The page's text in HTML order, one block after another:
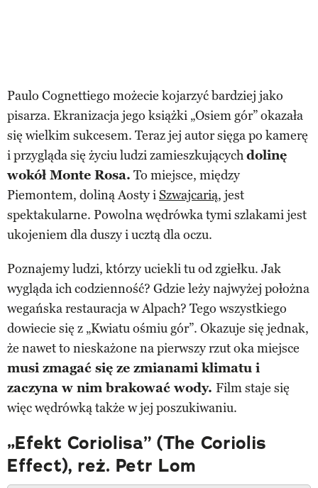
Paulo Cognettiego możecie kojarzyć bardziej jako
pisarza. Ekranizacja jego książki „Osiem gór” okazała
się wielkim sukcesem. Teraz jej autor sięga po kamerę
i przygląda się życiu ludzi zamieszkującychdolinę
wokół Monte Rosa. To miejsce, między
Piemontem, doliną Aosty iSzwajcarią, jest
spektakularne. Powolna wędrówka tymi szlakami jest
ukojeniem dla duszy i ucztą dla oczu.
Poznajemy ludzi, którzy uciekli tu od zgiełku. Jak
wygląda ich codzienność? Gdzie leży najwyżej położna
wegańska restauracja w Alpach? Tego wszystkiego
dowiecie się z „Kwiatu ośmiu gór”. Okazuje się jednak,
że nawet to nieskażone na pierwszy rzut oka miejsce
musi zmagać się ze zmianami klimatu i
zaczyna w nim brakować wody. Film staje się
więc wędrówką także w jej poszukiwaniu.
„Efekt Coriolisa” (The Coriolis
Effect), reż. Petr Lom